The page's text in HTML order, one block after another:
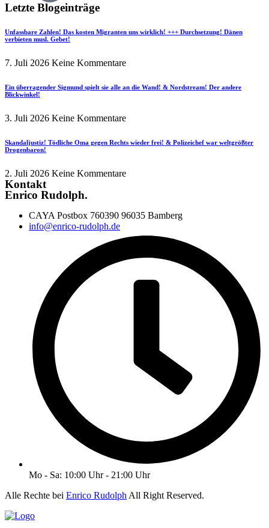
Letzte Blogeinträge
Unfassbare Zahlen! Das kosten Migranten uns wirklich! +++ Durchsetzung! Dänen
verbieten musl. Gebet!
7. Juli 2026 Keine Kommentare
Ein überragender Sigmund spielt sie alle an die Wand! & Nordstream! Der andere
Blickwinkel!
3. Juli 2026 Keine Kommentare
Skandaljustiz! Tödliche Oma gegen Rechts wieder frei! & Polizeichef war weltgrößter
Drogenbaron!
2. Juli 2026 Keine Kommentare
Kontakt
Enrico Rudolph.
CAYA Postbox 760390 96035 Bamberg
info@enrico-rudolph.de
Mo - Sa: 10:00 Uhr - 21:00 Uhr
Alle Rechte bei Enrico Rudolph All Right Reserved.